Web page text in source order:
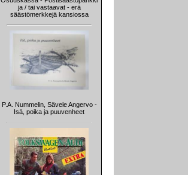
ja / tai vastaavat - erä
säästömerkkejä kansiossa
P.A. Nummelin, Sävele Angervo -
Isä, poika ja puuvenheet